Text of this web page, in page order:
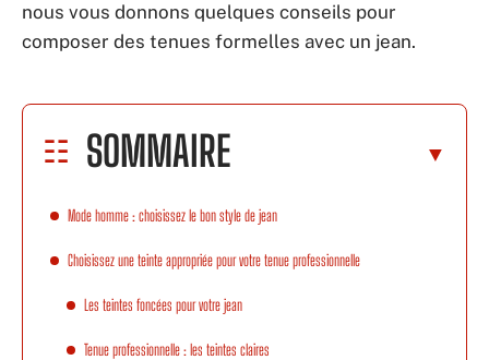
nous vous donnons quelques conseils pour
composer des tenues formelles avec un jean.
SOMMAIRE
Mode homme : choisissez le bon style de jean
Choisissez une teinte appropriée pour votre tenue professionnelle
Les teintes foncées pour votre jean
Tenue professionnelle : les teintes claires